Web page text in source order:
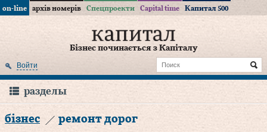
on-line архів номерів Спецпроекти Capital time Капитал 500
Бізнес починається з Капіталу
Войти
разделы
бізнес ремонт дорог